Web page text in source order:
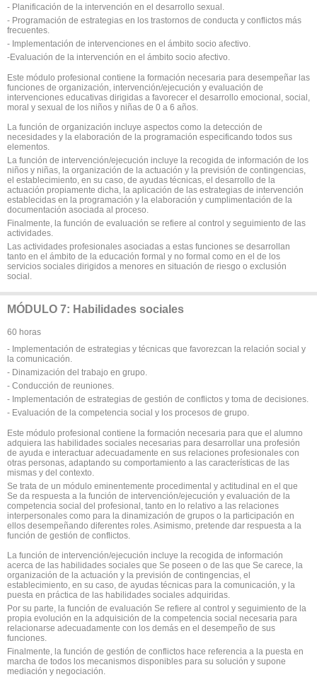
- Planificación de la intervención en el desarrollo sexual.
- Programación de estrategias en los trastornos de conducta y conflictos más
frecuentes.
- Implementación de intervenciones en el ámbito socio afectivo.
-Evaluación de la intervención en el ámbito socio afectivo.
Este módulo profesional contiene la formación necesaria para desempeñar las
funciones de organización, intervención/ejecución y evaluación de
intervenciones educativas dirigidas a favorecer el desarrollo emocional, social,
moral y sexual de los niños y niñas de 0 a 6 años.
La función de organización incluye aspectos como la detección de
necesidades y la elaboración de la programación especificando todos sus
elementos.
La función de intervención/ejecución incluye la recogida de información de los
niños y niñas, la organización de la actuación y la previsión de contingencias,
el establecimiento, en su caso, de ayudas técnicas, el desarrollo de la
actuación propiamente dicha, la aplicación de las estrategias de intervención
establecidas en la programación y la elaboración y cumplimentación de la
documentación asociada al proceso.
Finalmente, la función de evaluación se refiere al control y seguimiento de las
actividades.
Las actividades profesionales asociadas a estas funciones se desarrollan
tanto en el ámbito de la educación formal y no formal como en el de los
servicios sociales dirigidos a menores en situación de riesgo o exclusión
social.
MÓDULO 7: Habilidades sociales
60 horas
- Implementación de estrategias y técnicas que favorezcan la relación social y
la comunicación.
- Dinamización del trabajo en grupo.
- Conducción de reuniones.
- Implementación de estrategias de gestión de conflictos y toma de decisiones.
- Evaluación de la competencia social y los procesos de grupo.
Este módulo profesional contiene la formación necesaria para que el alumno
adquiera las habilidades sociales necesarias para desarrollar una profesión
de ayuda e interactuar adecuadamente en sus relaciones profesionales con
otras personas, adaptando su comportamiento a las características de las
mismas y del contexto.
Se trata de un módulo eminentemente procedimental y actitudinal en el que
Se da respuesta a la función de intervención/ejecución y evaluación de la
competencia social del profesional, tanto en lo relativo a las relaciones
interpersonales como para la dinamización de grupos o la participación en
ellos desempeñando diferentes roles. Asimismo, pretende dar respuesta a la
función de gestión de conflictos.
La función de intervención/ejecución incluye la recogida de información
acerca de las habilidades sociales que Se poseen o de las que Se carece, la
organización de la actuación y la previsión de contingencias, el
establecimiento, en su caso, de ayudas técnicas para la comunicación, y la
puesta en práctica de las habilidades sociales adquiridas.
Por su parte, la función de evaluación Se refiere al control y seguimiento de la
propia evolución en la adquisición de la competencia social necesaria para
relacionarse adecuadamente con los demás en el desempeño de sus
funciones.
Finalmente, la función de gestión de conflictos hace referencia a la puesta en
marcha de todos los mecanismos disponibles para su solución y supone
mediación y negociación.